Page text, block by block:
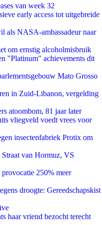
van week 32
early access tot uitgebreide
als NASA-ambassadeur naar
om ernstig alcoholmisbruik
"Platinum" achievements dit
Mato Grosso
in Zuid-Libanon, vergelding
atoombom, 81 jaar later
vliegveld voedt vrees voor
insectenfabriek Protix om
Straat van Hormuz, VS
250% meer
droogte: Gereedschapskist
haar vriend bezocht terecht